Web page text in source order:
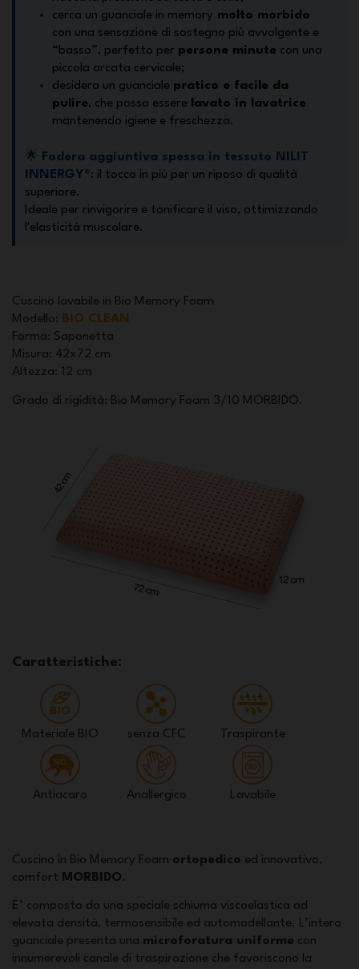
cerca un guanciale in memory molto morbido
con una sensazione di sostegno più avvolgente e
“basso”, perfetto per persone minute con una
piccola arcata cervicale;
desidera un guanciale pratico e facile da
pulire, che possa essere lavato in lavatrice
mantenendo igiene e freschezza.
🌟 Fodera aggiuntiva spessa in tessuto NILIT
INNERGY®: il tocco in più per un riposo di qualità
superiore.
Ideale per rinvigorire e tonificare il viso, ottimizzando
l'elasticità muscolare.
Cuscino lavabile in Bio Memory Foam
Modello: BIO CLEAN
Forma: Saponetta
Misura: 42x72 cm
Altezza: 12 cm
Grado di rigidità: Bio Memory Foam 3/10 MORBIDO.
Caratteristiche:
Materiale BIO senza CFC Traspirante
Antiacaro Anallergico Lavabile
Cuscino in Bio Memory Foam ortopedico ed innovativo,
comfort MORBIDO.
E’ composto da una speciale schiuma viscoelastica ad
elevata densità, termosensibile ed automodellante. L’intero
guanciale presenta una microforatura uniforme con
innumerevoli canale di traspirazione che favoriscono la